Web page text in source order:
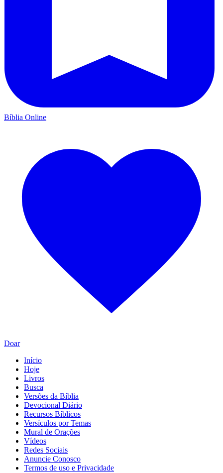
Bíblia Online
Doar
Início
Hoje
Livros
Busca
Versões da Bíblia
Devocional Diário
Recursos Bíblicos
Versículos por Temas
Mural de Orações
Vídeos
Redes Sociais
Anuncie Conosco
Termos de uso e Privacidade